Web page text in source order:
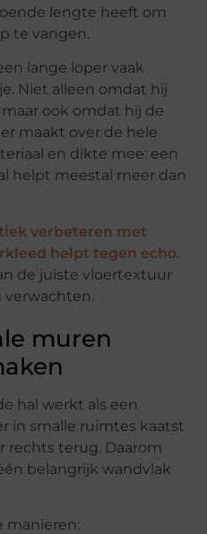
lengte heeft om
te vangen.
lange loper vaak
Niet alleen omdat hij
ook omdat hij de
maakt over de hele
en dikte mee: een
helpt meestal meer dan
verbeteren met
helpt tegen echo.
de juiste vloertextuur
verwachten.
muren
hal werkt als een
in smalle ruimtes kaatst
rechts terug. Daarom
belangrijk wandvlak
manieren: